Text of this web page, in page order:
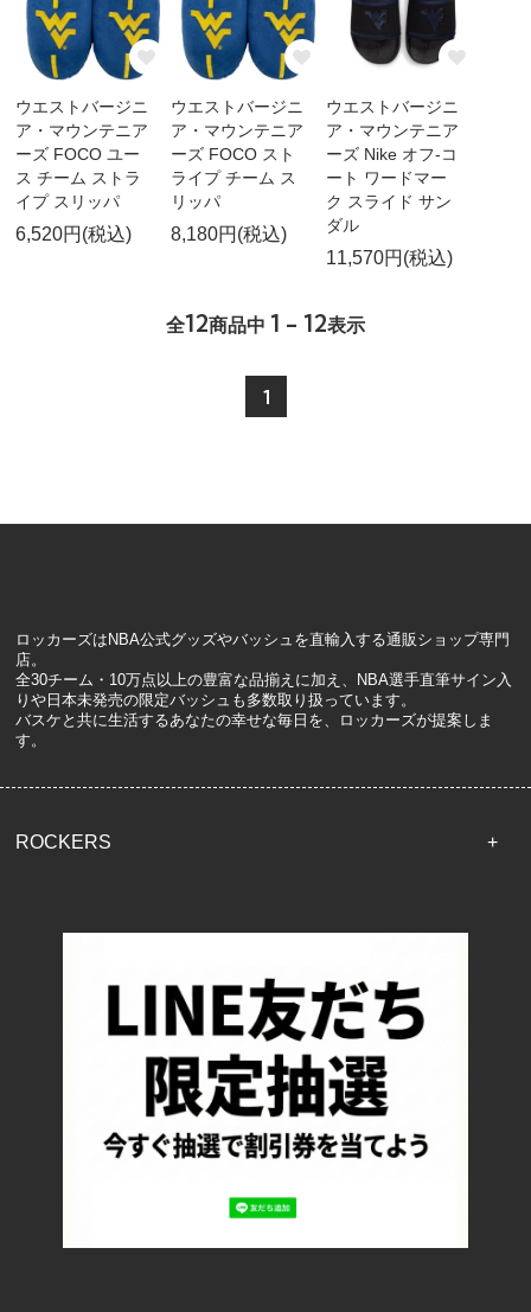
ウエストバージニ
ア・マウンテニア
ーズ FOCO ユー
ス チーム ストラ
イプ スリッパ
6,520円(税込)
ウエストバージニ
ア・マウンテニア
ーズ FOCO スト
ライプ チーム ス
リッパ
8,180円(税込)
ウエストバージニ
ア・マウンテニア
ーズ Nike オフ-コ
ート ワードマー
ク スライド サン
ダル
11,570円(税込)
全12商品中 1 - 12表示
1
ロッカーズはNBA公式グッズやバッシュを直輸入する通販ショップ専門
店。
全30チーム・10万点以上の豊富な品揃えに加え、NBA選手直筆サイン入
りや日本未発売の限定バッシュも多数取り扱っています。
バスケと共に生活するあなたの幸せな毎日を、ロッカーズが提案しま
す。
ROCKERS
配送・送料について
返品について
お支払い方法について
特定商取引法に基づく表記
プライバシーポリシー
ロッカーズについて